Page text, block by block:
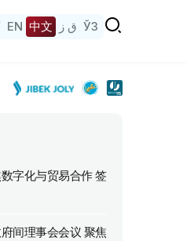
EN 中文 ق ز ЎЗ
字化与贸易合作 签
间理事会会议 聚焦